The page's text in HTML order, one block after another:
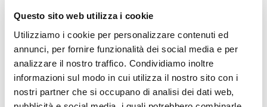
Questo sito web utilizza i cookie
Utilizziamo i cookie per personalizzare contenuti ed
annunci, per fornire funzionalità dei social media e per
analizzare il nostro traffico. Condividiamo inoltre
informazioni sul modo in cui utilizza il nostro sito con i
nostri partner che si occupano di analisi dei dati web,
I watt rappresentano la potenza termica che
per soddisfare il fabbisogno termico del bagno o
dell'ambiente nella stanza in generale. Questo
fabbisogno termico dipende dalle dimensioni del
locale, dall`esposizione, dall`isolamento delle
Tipologia
Termoarredo idraulico
Serie
Empoli
Ti suggeriamo anche